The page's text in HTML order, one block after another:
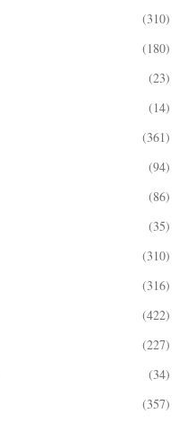
(310)
(180)
(23)
(14)
(361)
(94)
(86)
(35)
(310)
(316)
(422)
(227)
(34)
(357)